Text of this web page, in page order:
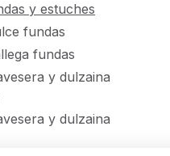
y estuches
fundas
fundas
y dulzaina
y dulzaina